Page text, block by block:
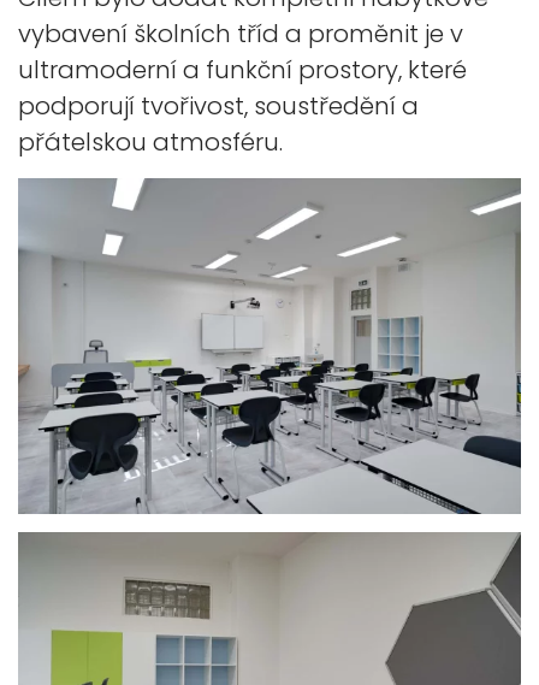
vybavení školních tříd a proměnit je v
ultramoderní a funkční prostory, které
podporují tvořivost, soustředění a
přátelskou atmosféru.